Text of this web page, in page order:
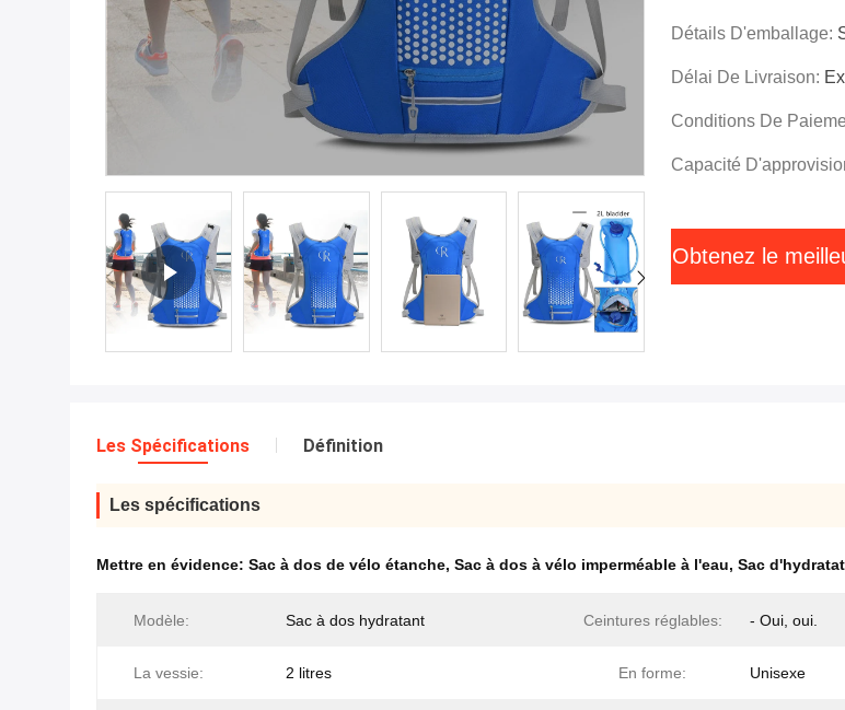
Détails D'emballage:
Délai De Livraison:
Conditions De
Capacité
Obtenez le
Les Spécifications Définition
Les spécifications
Mettre en évidence: Sac à dos de vélo étanche, Sac à dos à vélo imperméable à l'eau, Sac
Modèle: Sac à dos hydratant Ceintures réglables: - Oui, oui.
La vessie: 2 litres En forme: Unisexe